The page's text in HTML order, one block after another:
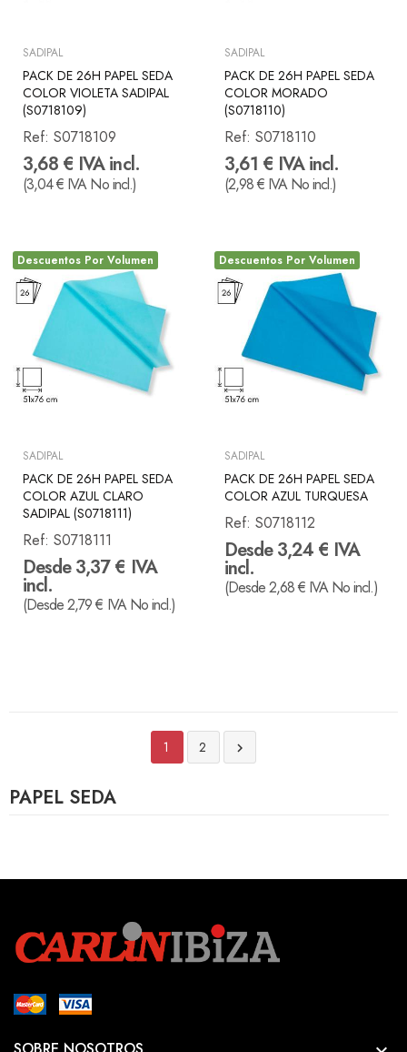
PAPEL SEDA
SADIPAL
PACK DE 26H PAPEL SEDA
COLOR VIOLETA SADIPAL
(S0718109)
Ref: S0718109
3,68 € IVA incl.
(3,04 € IVA No incl.)
SADIPAL
PACK DE 26H PAPEL SEDA
COLOR MORADO
(S0718110)
Ref: S0718110
3,61 € IVA incl.
(2,98 € IVA No incl.)
Descuentos Por Volumen
SADIPAL
PACK DE 26H PAPEL SEDA
COLOR AZUL CLARO
SADIPAL (S0718111)
Ref: S0718111
Desde 3,37 € IVA
incl.
(Desde 2,79 € IVA No incl.)
Descuentos Por Volumen
SADIPAL
PACK DE 26H PAPEL SEDA
COLOR AZUL TURQUESA
Ref: S0718112
Desde 3,24 € IVA
incl.
(Desde 2,68 € IVA No incl.)
1 2 